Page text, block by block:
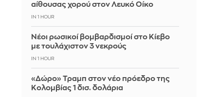
αίθουσας χορού στον Λευκό Οίκο
IN 1 HOUR
Νέοι ρωσικοί βομβαρδισμοί στο Κίεβο
με τουλάχιστον 3 νεκρούς
IN 1 HOUR
«Δώρο» Τραμπ στον νέο πρόεδρο της
Κολομβίας 1 δισ. δολάρια